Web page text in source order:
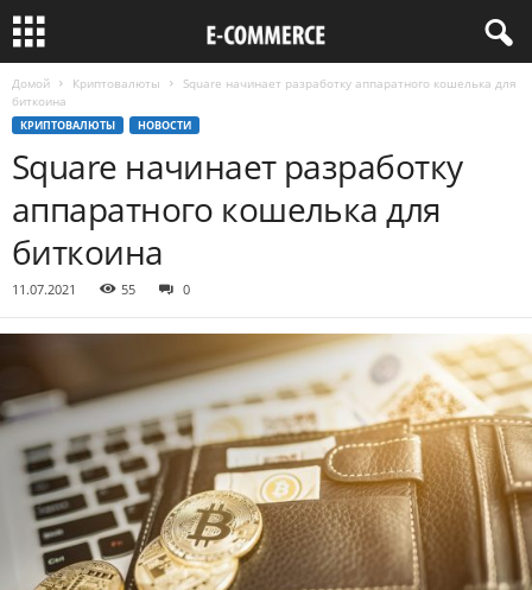
Домой Криптовалюты
Square начинает разработку аппаратного кошелька для
биткоина
КРИПТОВАЛЮТЫ НОВОСТИ
Square начинает разработку
аппаратного кошелька для
биткоина
11.07.2021 55 0